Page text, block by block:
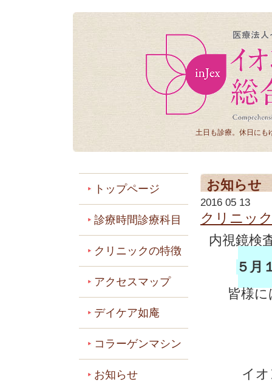
土日も診療。休日にも
お知らせ
2016 05 13
クリニッ
内視鏡検
５月
皆様
イ
トップページ
診療時間診療科目
クリニックの特徴
アクセスマップ
デイケア如庵
コラーゲンマシン
お知らせ